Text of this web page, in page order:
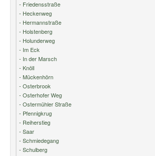
- Friedensstraße
- Heckenweg
- Hermannstraße
- Holstenberg
- Holunderweg
- Im Eck
- In der Marsch
- Knöll
- Mückenhörn
- Osterbrook
- Osterhofer Weg
- Ostermühler Straße
- Pfennigkrug
- Reiherstieg
- Saar
- Schmiedegang
- Schulberg